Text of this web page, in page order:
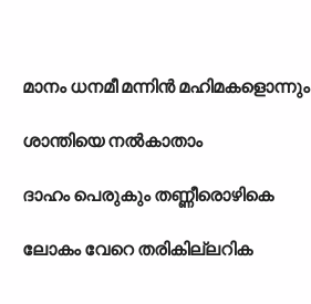
മാനം ധനമീ മന്നിൻ മഹിമകളൊന്നും
ശാന്തിയെ നൽകാതാം
ദാഹം പെരുകും തണ്ണീരൊഴികെ
ലോകം വേറെ തരികില്ലറിക